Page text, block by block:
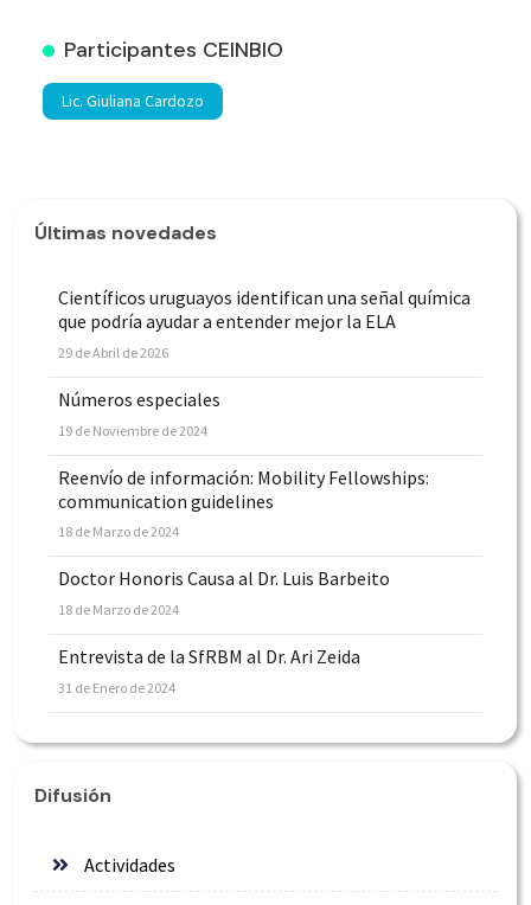
Participantes CEINBIO
Lic. Giuliana Cardozo
Últimas novedades
Científicos uruguayos identifican una señal química
que podría ayudar a entender mejor la ELA
29 de Abril de 2026
Números especiales
19 de Noviembre de 2024
Reenvío de información: Mobility Fellowships:
communication guidelines
18 de Marzo de 2024
Doctor Honoris Causa al Dr. Luis Barbeito
18 de Marzo de 2024
Entrevista de la SfRBM al Dr. Ari Zeida
31 de Enero de 2024
Difusión
Actividades